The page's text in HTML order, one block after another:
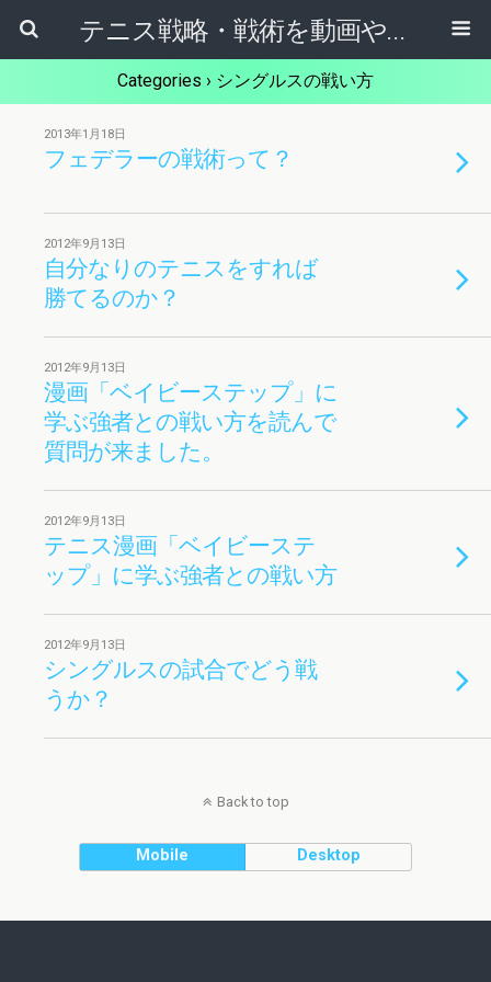
テニス戦略・戦術を動画やマンガから学ぶためのブログ
Categories › シングルスの戦い方
2013年1月18日
フェデラーの戦術って？
2012年9月13日
自分なりのテニスをすれば
勝てるのか？
2012年9月13日
漫画「ベイビーステップ」に
学ぶ強者との戦い方を読んで
質問が来ました。
2012年9月13日
テニス漫画「ベイビーステ
ップ」に学ぶ強者との戦い方
2012年9月13日
シングルスの試合でどう戦
うか？
Back to top
Mobile Desktop